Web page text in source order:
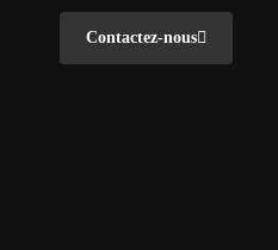
Contactez-nous